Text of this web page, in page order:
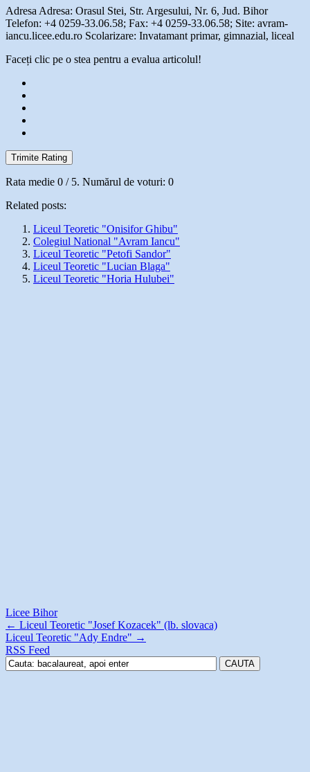
Adresa Adresa: Orasul Stei, Str. Argesului, Nr. 6, Jud. Bihor
Telefon: +4 0259-33.06.58; Fax: +4 0259-33.06.58; Site: avram-
iancu.licee.edu.ro Scolarizare: Invatamant primar, gimnazial, liceal
Faceți clic pe o stea pentru a evalua articolul!
Trimite Rating
Rata medie 0 / 5. Numărul de voturi: 0
Related posts:
Liceul Teoretic "Onisifor Ghibu"
Colegiul National "Avram Iancu"
Liceul Teoretic "Petofi Sandor"
Liceul Teoretic "Lucian Blaga"
Liceul Teoretic "Horia Hulubei"
Licee Bihor
← Liceul Teoretic "Josef Kozacek" (lb. slovaca)
Liceul Teoretic "Ady Endre" →
RSS Feed